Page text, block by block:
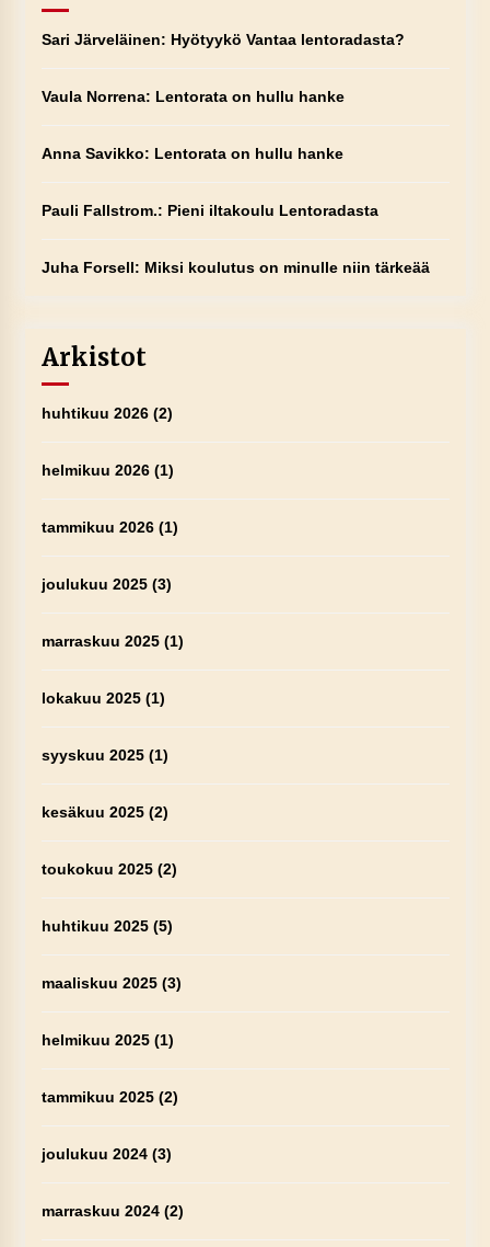
Sari Järveläinen: Hyötyykö Vantaa lentoradasta?
Vaula Norrena: Lentorata on hullu hanke
Anna Savikko: Lentorata on hullu hanke
Pauli Fallstrom.: Pieni iltakoulu Lentoradasta
Juha Forsell: Miksi koulutus on minulle niin tärkeää
Arkistot
huhtikuu 2026(2)
helmikuu 2026(1)
tammikuu 2026(1)
joulukuu 2025(3)
marraskuu 2025(1)
lokakuu 2025(1)
syyskuu 2025(1)
kesäkuu 2025(2)
toukokuu 2025(2)
huhtikuu 2025(5)
maaliskuu 2025(3)
helmikuu 2025(1)
tammikuu 2025(2)
joulukuu 2024(3)
marraskuu 2024(2)